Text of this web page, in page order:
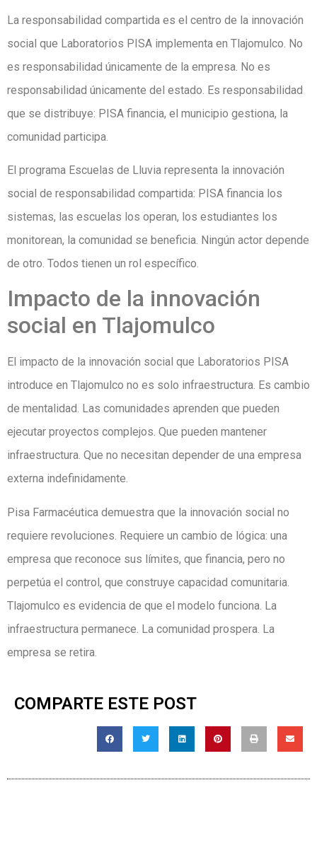
La responsabilidad compartida es el centro de la innovación
social que Laboratorios PISA implementa en Tlajomulco. No
es responsabilidad únicamente de la empresa. No es
responsabilidad únicamente del estado. Es responsabilidad
que se distribuye: PISA financia, el municipio gestiona, la
comunidad participa.
El programa Escuelas de Lluvia representa la innovación
social de responsabilidad compartida: PISA financia los
sistemas, las escuelas los operan, los estudiantes los
monitorean, la comunidad se beneficia. Ningún actor depende
de otro. Todos tienen un rol específico.
Impacto de la innovación
social en Tlajomulco
El impacto de la innovación social que Laboratorios PISA
introduce en Tlajomulco no es solo infraestructura. Es cambio
de mentalidad. Las comunidades aprenden que pueden
ejecutar proyectos complejos. Que pueden mantener
infraestructura. Que no necesitan depender de una empresa
externa indefinidamente.
Pisa Farmacéutica demuestra que la innovación social no
requiere revoluciones. Requiere un cambio de lógica: una
empresa que reconoce sus límites, que financia, pero no
perpetúa el control, que construye capacidad comunitaria.
Tlajomulco es evidencia de que el modelo funciona. La
infraestructura permanece. La comunidad prospera. La
empresa se retira.
COMPARTE ESTE POST